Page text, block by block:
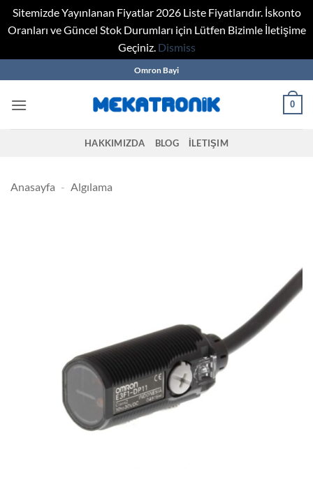
Sitemizde Yayınlanan Fiyatlar 2026 Liste Fiyatlarıdır. İskonto
Oranları ve Güncel Stok Durumları için Lütfen Bizimle İletişime
Geçiniz. Dismiss
to
content
Omron Bayi
0
HAKKIMIZDA BLOG İLETIŞIM
Anasayfa - Algılama